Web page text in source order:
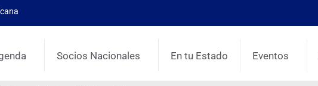
Socios Nacionales En tu Estado Eventos